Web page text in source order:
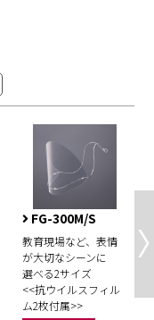
FG-300M/S
教育現場など、表情
が大切なシーンに
選べる2サイズ
<<抗ウイルスフィル
ム2枚付属>>